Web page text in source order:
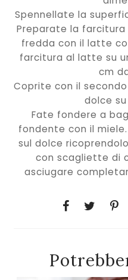
Spennellate la
Preparate la
fredda con il latte
farcitura al latte su
cm
Coprite con il
dolce
Fate fondere a
fondente con il
sul dolce
con scagliette di
asciugare